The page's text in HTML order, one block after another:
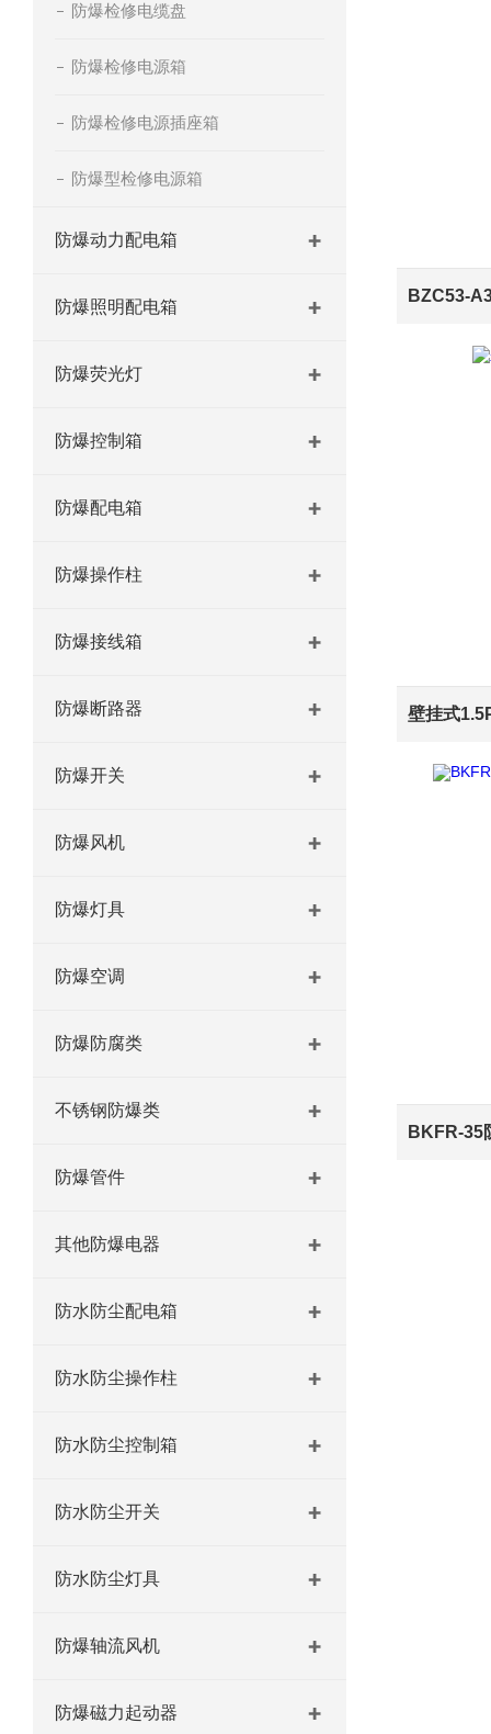
防爆检修电缆盘
防爆检修电源箱
防爆检修电源插座箱
防爆型检修电源箱
防爆动力配电箱
防爆照明配电箱
防爆荧光灯
防爆控制箱
防爆配电箱
防爆操作柱
防爆接线箱
防爆断路器
防爆开关
防爆风机
防爆灯具
防爆空调
防爆防腐类
不锈钢防爆类
防爆管件
其他防爆电器
防水防尘配电箱
防水防尘操作柱
防水防尘控制箱
防水防尘开关
防水防尘灯具
防爆轴流风机
防爆磁力起动器
壁挂式